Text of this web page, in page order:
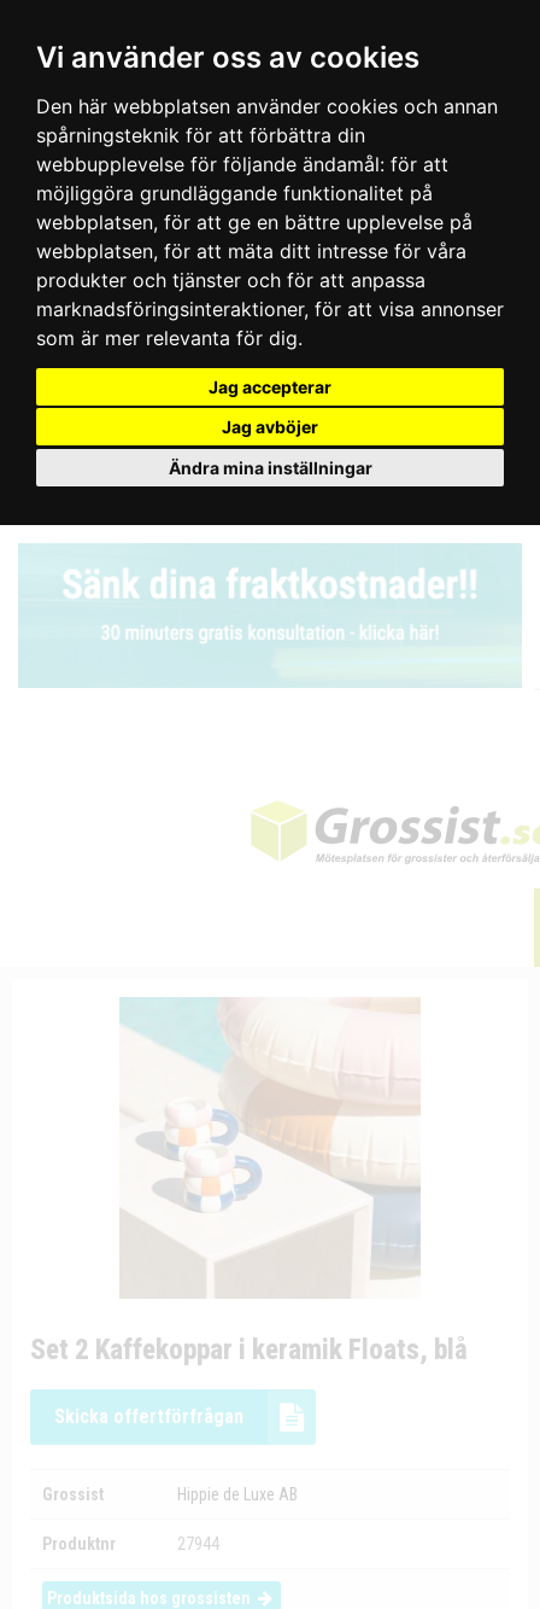
Vi använder oss av cookies
Den här webbplatsen använder cookies och annan
spårningsteknik för att förbättra din
webbupplevelse för följande ändamål: för att
möjliggöra grundläggande funktionalitet på
webbplatsen, för att ge en bättre upplevelse på
webbplatsen, för att mäta ditt intresse för våra
produkter och tjänster och för att anpassa
marknadsföringsinteraktioner, för att visa annonser
som är mer relevanta för dig.
Jag accepterar
Jag avböjer
Ändra mina inställningar
Set 2 Kaffekoppar i keramik Floats, blå
Skicka offertförfrågan
Grossist Hippie de Luxe AB
Produktnr 27944
Produktsida hos grossisten